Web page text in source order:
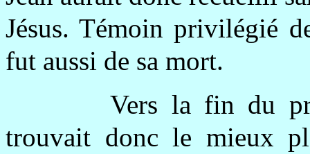
Jésus. Témoin privilégié
fut aussi de sa mort.
Vers la fin du
trouvait donc le mieux